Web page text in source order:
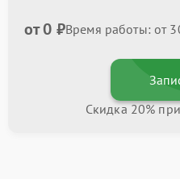
от 0 ₽Время работы: от
Скидка 20%